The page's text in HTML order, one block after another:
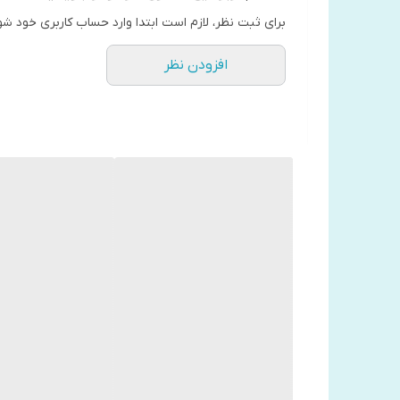
این کتاب به خواننده یاد میدهد ادمهای معمولی چطور
عادی قدم بردارید و دنیایی عجیب و باورنکردنی را
برای ثبت نظر، لازم است ابتدا وارد حساب کاربری خود
افزودن نظر